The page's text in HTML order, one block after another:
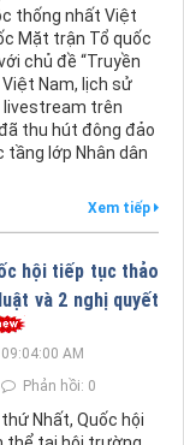
thống nhất Việt
Mặt trận Tổ quốc
chủ đề “Truyền
Nam, lịch sử
livestream trên
thu hút đông đảo
tầng lớp Nhân dân
Xem tiếp
hội tiếp tục thảo
và 2 nghị quyết
AM
Phản hồi: 0
Nhất, Quốc hội
thể tại hội trường